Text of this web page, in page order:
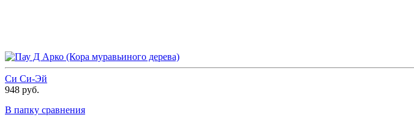
Си Си-Эй
948 руб.
В папку сравнения